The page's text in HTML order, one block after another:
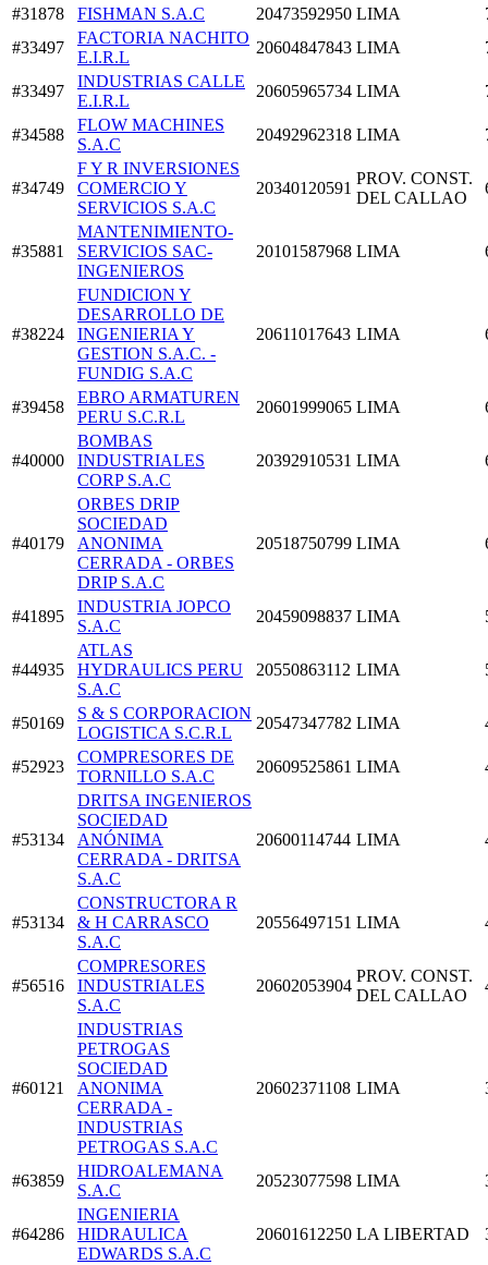
#31878
FISHMAN S.A.C 20473592950 LIMA
#33497
FACTORIA NACHITO
E.I.R.L
20604847843 LIMA
#33497
INDUSTRIAS CALLE
E.I.R.L
20605965734 LIMA
#34588
FLOW MACHINES
S.A.C
20492962318 LIMA
#34749
F Y R INVERSIONES
COMERCIO Y
SERVICIOS S.A.C
20340120591
PROV. CONST.
DEL CALLAO
#35881
MANTENIMIENTO-
SERVICIOS SAC-
INGENIEROS
20101587968 LIMA
#38224
FUNDICION Y
DESARROLLO DE
INGENIERIA Y
GESTION S.A.C. -
FUNDIG S.A.C
20611017643 LIMA
#39458
EBRO ARMATUREN
PERU S.C.R.L
20601999065 LIMA
#40000
BOMBAS
INDUSTRIALES
CORP S.A.C
20392910531 LIMA
#40179
ORBES DRIP
SOCIEDAD
ANONIMA
CERRADA - ORBES
DRIP S.A.C
20518750799 LIMA
#41895
INDUSTRIA JOPCO
S.A.C
20459098837 LIMA
#44935
ATLAS
HYDRAULICS PERU
S.A.C
20550863112 LIMA
#50169
S & S CORPORACION
LOGISTICA S.C.R.L
20547347782 LIMA
#52923
COMPRESORES DE
TORNILLO S.A.C
20609525861 LIMA
#53134
DRITSA INGENIEROS
SOCIEDAD
ANÓNIMA
CERRADA - DRITSA
S.A.C
20600114744 LIMA
#53134
CONSTRUCTORA R
& H CARRASCO
S.A.C
20556497151 LIMA
#56516
COMPRESORES
INDUSTRIALES
S.A.C
20602053904
PROV. CONST.
DEL CALLAO
#60121
INDUSTRIAS
PETROGAS
SOCIEDAD
ANONIMA
CERRADA -
INDUSTRIAS
PETROGAS S.A.C
20602371108 LIMA
#63859
HIDROALEMANA
S.A.C
20523077598 LIMA
#64286
INGENIERIA
HIDRAULICA
EDWARDS S.A.C
20601612250 LA LIBERTAD